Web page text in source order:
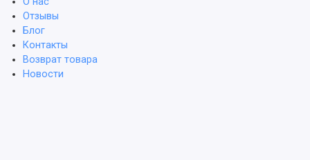
Отзывы
Блог
Контакты
Возврат товара
Новости